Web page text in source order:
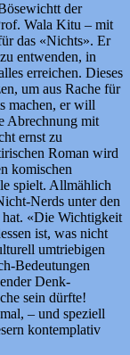
der
Wala Kitu – mit
das «Nichts». Er
entwenden, in
erreichen. Dieses
um aus Rache für
machen, er will
Abrechnung mit
ernst zu
Roman wird
komischen
spielt. Allmählich
Nerds unter den
«Die Wichtigkeit
ist, was nicht
umtriebigen
Bedeutungen
Denk-
sein dürfte!
– und speziell
kontemplativ